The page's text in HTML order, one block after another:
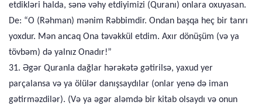
etdikləri halda, sənə vəhy etdiyimizi (Quranı) onlara oxuyasan.
De: “O (Rəhman) mənim Rəbbimdir. Ondan başqa heç bir tanrı
yoxdur. Mən ancaq Ona təvəkkül etdim. Axır dönüşüm (və ya
tövbəm) də yalnız Onadır!”
31. Əgər Quranla dağlar hərəkətə gətirilsə, yaxud yer
parçalansa və ya ölülər danışsaydılar (onlar yenə də iman
gətirməzdilər). (Və ya əgər aləmdə bir kitab olsaydı və onun